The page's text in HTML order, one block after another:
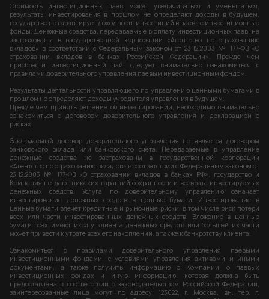
Стоимость инвестиционных паев может увеличиваться и уменьшаться,
результаты инвестирования в прошлом не определяют доходы в будущем,
государство не гарантирует доходность инвестиций в паевые инвестиционные
фонды. Денежные средства, передаваемые в оплату инвестиционных паев, не
застрахованы в государственной корпорации «Агентство по страхованию
вкладов» в соответствии с Федеральным законом от 23.12.2003 № 177-ФЗ «О
страховании вкладов в банках Российской Федерации». Прежде чем
приобрести инвестиционный пай, следует внимательно ознакомиться с
правилами доверительного управления паевым инвестиционным фондом.
Результаты деятельности управляющего по управлению ценными бумагами в
прошлом не определяют доходы учредителя управления в будущем.
Прежде чем принять решение об инвестировании, необходимо внимательно
ознакомиться с договором доверительного управления и декларацией о
рисках.
Заключаемый договор доверительного управления не является договором
банковского вклада или банковского счета. Передаваемые в управление
денежные средства не застрахованы в государственной корпорации
«Агентство по страхованию вкладов» в соответствии с Федеральным законом от
23.12.2003 № 177-ФЗ «О страховании вкладов в банках РФ», государство и
Компания не дают никаких гарантий сохранности и возврата инвестируемых
денежных средств. Услуга по доверительному управлению означает
инвестирование денежных средств в ценные бумаги. Инвестирование в
ценные бумаги влечет кредитные и рыночные риски, в том числе риск потери
всех или части инвестированных денежных средств. Вложение в ценные
бумаги всех имеющихся у клиента денежных средств или большей их части
может привести к утрате всех его накоплений, а также к банкротству клиента.
Ознакомиться с правилами доверительного управления паевыми
инвестиционными фондами, с условиями управления активами и иными
документами, а также получить информацию о Компании, о паевых
инвестиционных фондах и иную информацию, которая должна быть
предоставлена в соответствии с законодательством Российской Федерации,
заинтересованные лица могут по адресу: 123022, г. Москва, вн. тер. г.